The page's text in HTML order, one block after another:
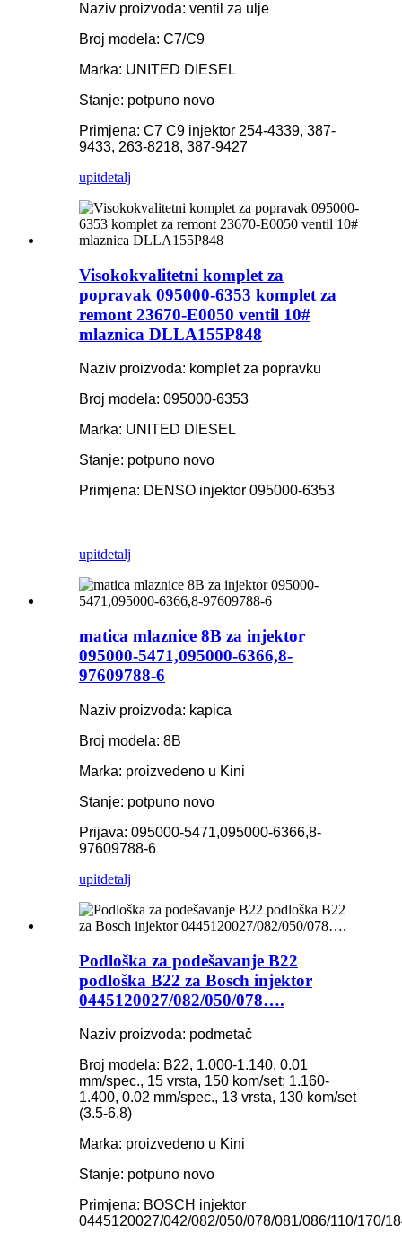
Naziv proizvoda: ventil za ulje
Broj modela: C7/C9
Marka: UNITED DIESEL
Stanje: potpuno novo
Primjena: C7 C9 injektor 254-4339, 387-
9433, 263-8218, 387-9427
upitdetalj
Visokokvalitetni komplet za
popravak 095000-6353 komplet za
remont 23670-E0050 ventil 10#
mlaznica DLLA155P848
Naziv proizvoda: komplet za popravku
Broj modela: 095000-6353
Marka: UNITED DIESEL
Stanje: potpuno novo
Primjena: DENSO injektor 095000-6353
upitdetalj
matica mlaznice 8B za injektor
095000-5471,095000-6366,8-
97609788-6
Naziv proizvoda: kapica
Broj modela: 8B
Marka: proizvedeno u Kini
Stanje: potpuno novo
Prijava: 095000-5471,095000-6366,8-
97609788-6
upitdetalj
Podloška za podešavanje B22
podloška B22 za Bosch injektor
0445120027/082/050/078….
Naziv proizvoda: podmetač
Broj modela: B22, 1.000-1.140, 0.01
mm/spec., 15 vrsta, 150 kom/set; 1.160-
1.400, 0.02 mm/spec., 13 vrsta, 130 kom/set
(3.5-6.8)
Marka: proizvedeno u Kini
Stanje: potpuno novo
Primjena: BOSCH injektor
0445120027/042/082/050/078/081/086/110/170/